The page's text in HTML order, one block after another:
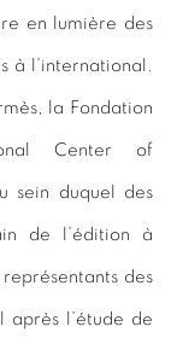
en lumière des
à l’international.
la Fondation
Center of
sein duquel des
de l’édition à
des
après l’étude de